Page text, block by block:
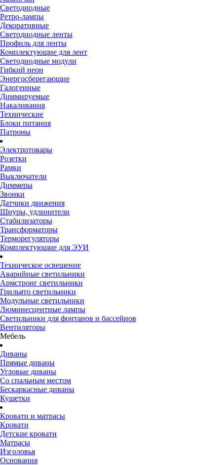
Светодиодные
Ретро-лампы
Декоративные
Светодиодные ленты
Профиль для ленты
Комплектующие для лент
Светодиодные модули
Гибкий неон
Энергосберегающие
Галогенные
Диммируемые
Накаливания
Технические
Блоки питания
Патроны
Электротовары
Розетки
Рамки
Выключатели
Диммеры
Звонки
Датчики движения
Шнуры, удлинители
Стабилизаторы
Трансформаторы
Терморегуляторы
Комплектующие для ЭУИ
Техническое освещение
Аварийные светильники
Армстронг светильники
Грильято светильники
Модульные светильники
Люминесцентные лампы
Светильники для фонтанов и бассейнов
Вентиляторы
Мебель
Диваны
Прямые диваны
Угловые диваны
Со спальным местом
Бескаркасные диваны
Кушетки
Кровати и матрасы
Кровати
Детские кровати
Матрасы
Изголовья
Основания